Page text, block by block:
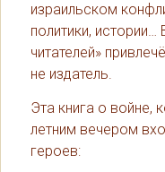
израильском
политики,
читателей»
не издатель.
Эта книга о войне,
летним вечером
героев: